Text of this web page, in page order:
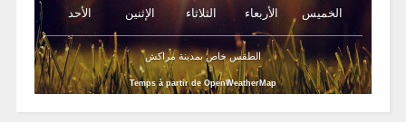
الأحد الإثنين الثلاثاء الأربعاء الخميس
الطقس خاص بمدينة مراكش
Temps à partir de OpenWeatherMap